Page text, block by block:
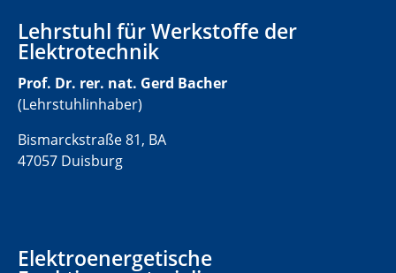
Lehrstuhl für Werkstoffe der
Elektrotechnik
Prof. Dr. rer. nat. Gerd Bacher
(Lehrstuhlinhaber)
Bismarckstraße 81, BA
47057 Duisburg
Elektroenergetische